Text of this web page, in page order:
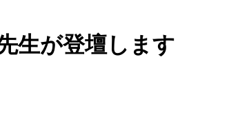
生が登壇します